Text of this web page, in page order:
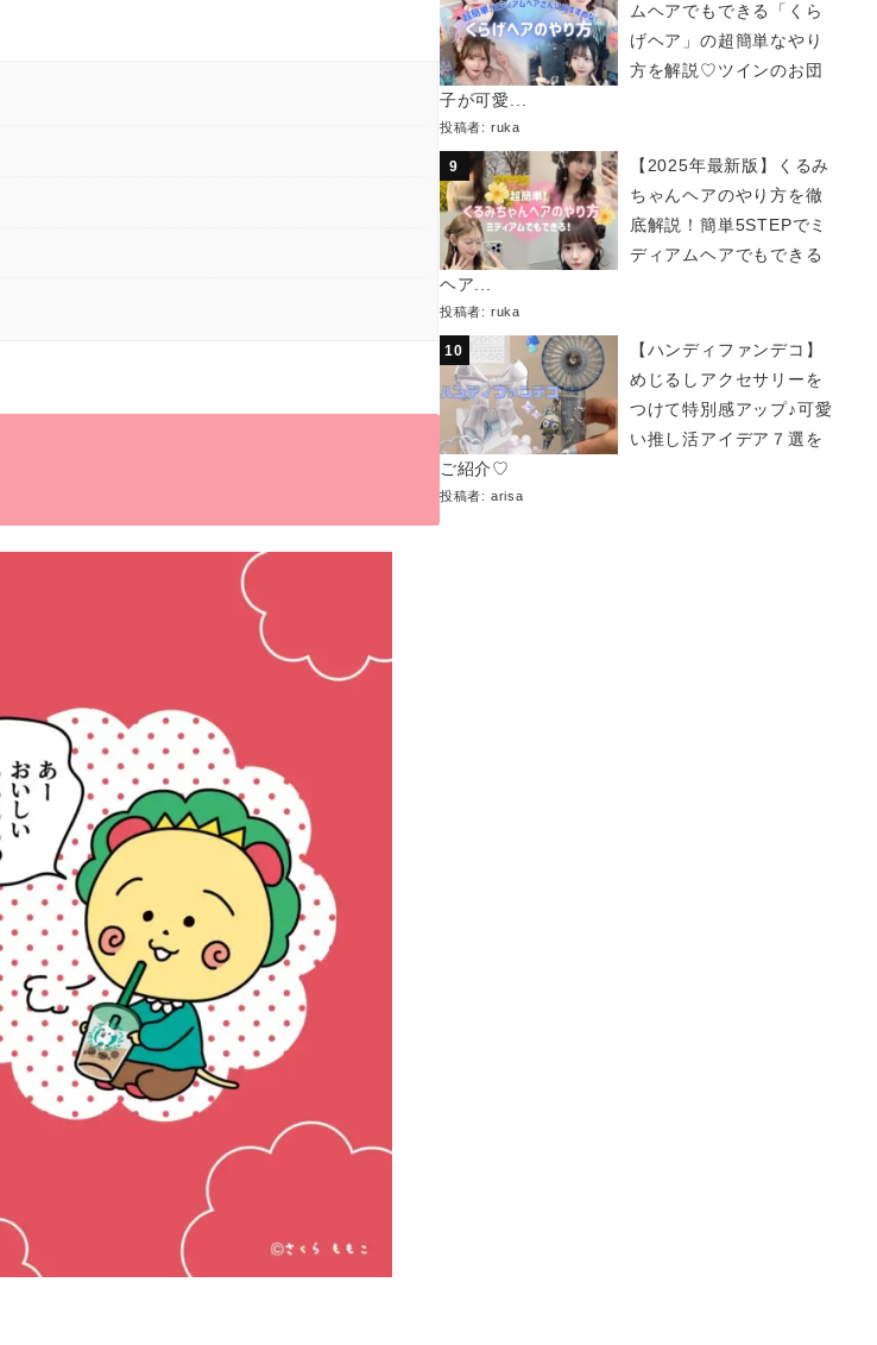
ムヘアでもできる「くら
げヘア」の超簡単なやり
方を解説♡ツインのお団
子が可愛...
投稿者: ruka
【2025年最新版】くるみ
ちゃんヘアのやり方を徹
底解説！簡単5STEPでミ
ディアムヘアでもできる
ヘア...
投稿者: ruka
【ハンディファンデコ】
めじるしアクセサリーを
つけて特別感アップ♪可愛
い推し活アイデア７選を
ご紹介♡
投稿者: arisa